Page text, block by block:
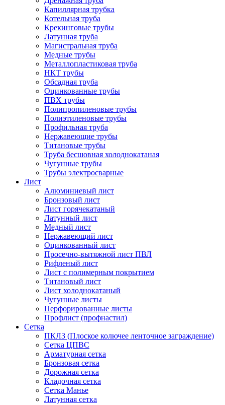
Капиллярная трубка
Котельная труба
Крекинговые трубы
Латунная труба
Магистральная труба
Медные трубы
Металлопластиковая труба
НКТ трубы
Обсадная труба
Оцинкованные трубы
ПВХ трубы
Полипропиленовые трубы
Полиэтиленовые трубы
Профильная труба
Нержавеющие трубы
Титановые трубы
Труба бесшовная холоднокатаная
Чугунные трубы
Трубы электросварные
Лист
Алюминиевый лист
Бронзовый лист
Лист горячекатаный
Латунный лист
Медный лист
Нержавеющий лист
Оцинкованный лист
Просечно-вытяжной лист ПВЛ
Рифленый лист
Лист с полимерным покрытием
Титановый лист
Лист холоднокатаный
Чугунные листы
Перфорированные листы
Профлист (профнастил)
Сетка
ПКЛЗ (Плоское колючее ленточное заграждение)
Сетка ЦПВС
Арматурная сетка
Бронзовая сетка
Дорожная сетка
Кладочная сетка
Сетка Манье
Латунная сетка